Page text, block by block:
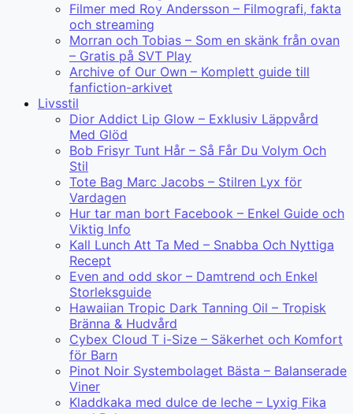
Filmer med Roy Andersson – Filmografi, fakta
och streaming
Morran och Tobias – Som en skänk från ovan
– Gratis på SVT Play
Archive of Our Own – Komplett guide till
fanfiction-arkivet
Livsstil
Dior Addict Lip Glow – Exklusiv Läppvård
Med Glöd
Bob Frisyr Tunt Hår – Så Får Du Volym Och
Stil
Tote Bag Marc Jacobs – Stilren Lyx för
Vardagen
Hur tar man bort Facebook – Enkel Guide och
Viktig Info
Kall Lunch Att Ta Med – Snabba Och Nyttiga
Recept
Even and odd skor – Damtrend och Enkel
Storleksguide
Hawaiian Tropic Dark Tanning Oil – Tropisk
Bränna & Hudvård
Cybex Cloud T i-Size – Säkerhet och Komfort
för Barn
Pinot Noir Systembolaget Bästa – Balanserade
Viner
Kladdkaka med dulce de leche – Lyxig Fika